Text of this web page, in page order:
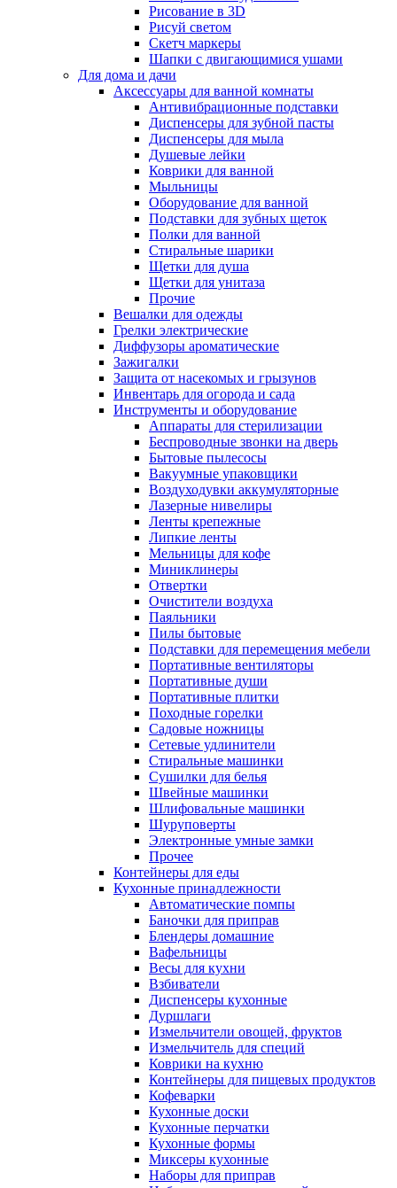
Рисование в 3D
Рисуй светом
Скетч маркеры
Шапки с двигающимися ушами
Для дома и дачи
Аксессуары для ванной комнаты
Антивибрационные подставки
Диспенсеры для зубной пасты
Диспенсеры для мыла
Душевые лейки
Коврики для ванной
Мыльницы
Оборудование для ванной
Подставки для зубных щеток
Полки для ванной
Стиральные шарики
Щетки для душа
Щетки для унитаза
Прочие
Вешалки для одежды
Грелки электрические
Диффузоры ароматические
Зажигалки
Защита от насекомых и грызунов
Инвентарь для огорода и сада
Инструменты и оборудование
Аппараты для стерилизации
Беспроводные звонки на дверь
Бытовые пылесосы
Вакуумные упаковщики
Воздуходувки аккумуляторные
Лазерные нивелиры
Ленты крепежные
Липкие ленты
Мельницы для кофе
Миниклинеры
Отвертки
Очистители воздуха
Паяльники
Пилы бытовые
Подставки для перемещения мебели
Портативные вентиляторы
Портативные души
Портативные плитки
Походные горелки
Садовые ножницы
Сетевые удлинители
Стиральные машинки
Сушилки для белья
Швейные машинки
Шлифовальные машинки
Шуруповерты
Электронные умные замки
Прочее
Контейнеры для еды
Кухонные принадлежности
Автоматические помпы
Баночки для приправ
Блендеры домашние
Вафельницы
Весы для кухни
Взбиватели
Диспенсеры кухонные
Дуршлаги
Измельчители овощей, фруктов
Измельчитель для специй
Коврики на кухню
Контейнеры для пищевых продуктов
Кофеварки
Кухонные доски
Кухонные перчатки
Кухонные формы
Миксеры кухонные
Наборы для приправ